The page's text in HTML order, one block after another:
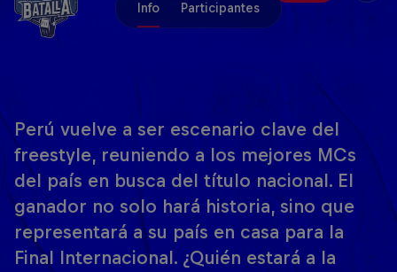
Info Participantes
Perú vuelve a ser escenario clave del
freestyle, reuniendo a los mejores MCs
del país en busca del título nacional. El
ganador no solo hará historia, sino que
representará a su país en casa para la
Final Internacional. ¿Quién estará a la